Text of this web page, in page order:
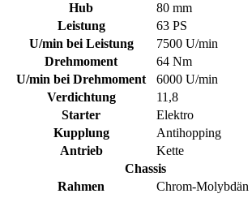
Hub
80 mm
Leistung
63 PS
U/min bei Leistung
7500 U/min
Drehmoment
64 Nm
U/min bei Drehmoment
6000 U/min
Verdichtung
11,8
Starter
Elektro
Kupplung
Antihopping
Antrieb
Kette
Chassis
Rahmen
Chrom-Molybdän